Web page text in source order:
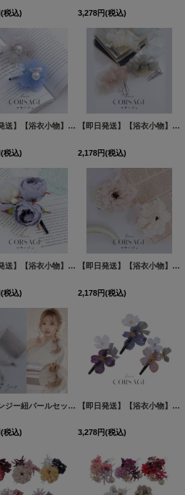
(税込) 3,278円(税込)
[ YA-
【即日発送】【浴衣小物】シアーフラワーパール【2カラー】[YMT]
(税込)
【即日発送】【浴衣小物】リボンパールコサージュ【3カラー】[YMT]
2,178円(税込)
[YA-
【即日発送】【浴衣小物】フラワーチュールリボンパールコサージュ【1カラー】[YMT]
(税込)
【即日発送】【浴衣小物】パールフラワーリボンコサージュ【2カラー】[YMT]
2,178円(税込)
YA-1076-kj
オーガンジー紐パールセット【2カラー】[YMT] [YA-935-
(税込)
【即日発送】【浴衣小物】クリアフラワーコサージュ【3カラー】[OF04]
3,278円(税込)